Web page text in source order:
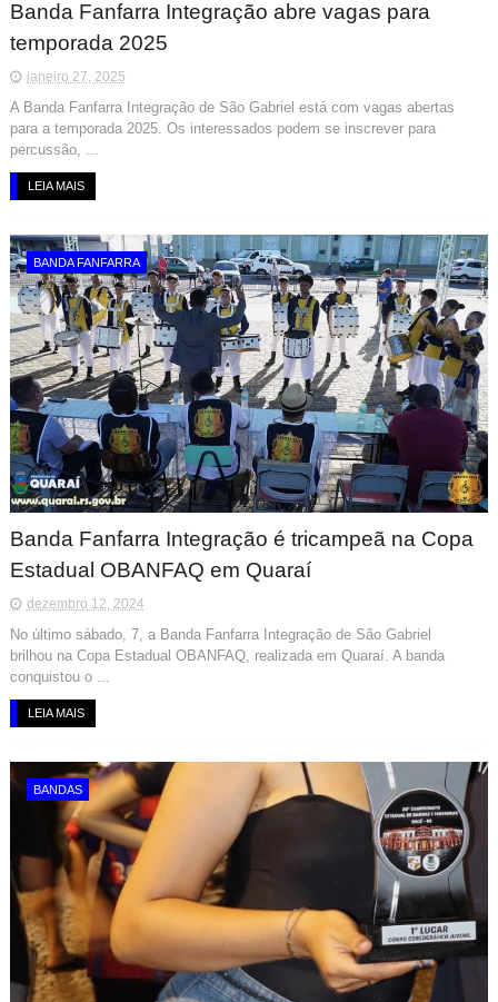
Banda Fanfarra Integração abre vagas para
temporada 2025
janeiro 27, 2025
A Banda Fanfarra Integração de São Gabriel está com vagas abertas
para a temporada 2025. Os interessados podem se inscrever para
percussão, ...
LEIA MAIS
BANDA FANFARRA
Banda Fanfarra Integração é tricampeã na Copa
Estadual OBANFAQ em Quaraí
dezembro 12, 2024
No último sábado, 7, a Banda Fanfarra Integração de São Gabriel
brilhou na Copa Estadual OBANFAQ, realizada em Quaraí. A banda
conquistou o ...
LEIA MAIS
BANDAS